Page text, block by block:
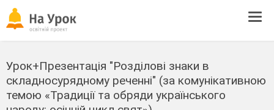
Урок+Презентація "Розділові знаки в
складносурядному реченні" (за комунікативною
темою «Традиції та обряди українського